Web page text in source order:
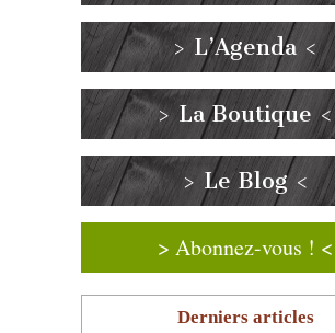
> L’Agenda <
> La Boutique <
> Le Blog <
> Abonnez-vous ! <
Derniers articles